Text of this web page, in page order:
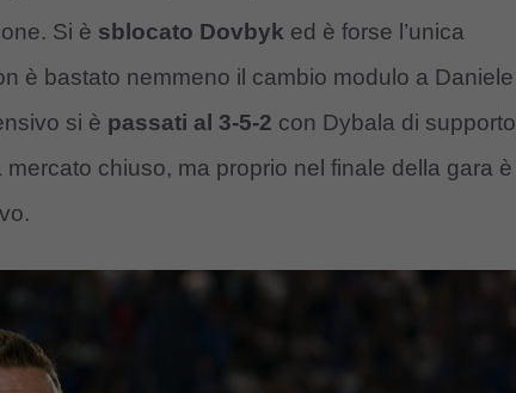
Si è sblocato Dovbyk ed è forse l’unica
è bastato nemmeno il cambio modulo a Daniele
si è passati al 3-5-2 con Dybala di supporto
chiuso, ma proprio nel finale della gara è